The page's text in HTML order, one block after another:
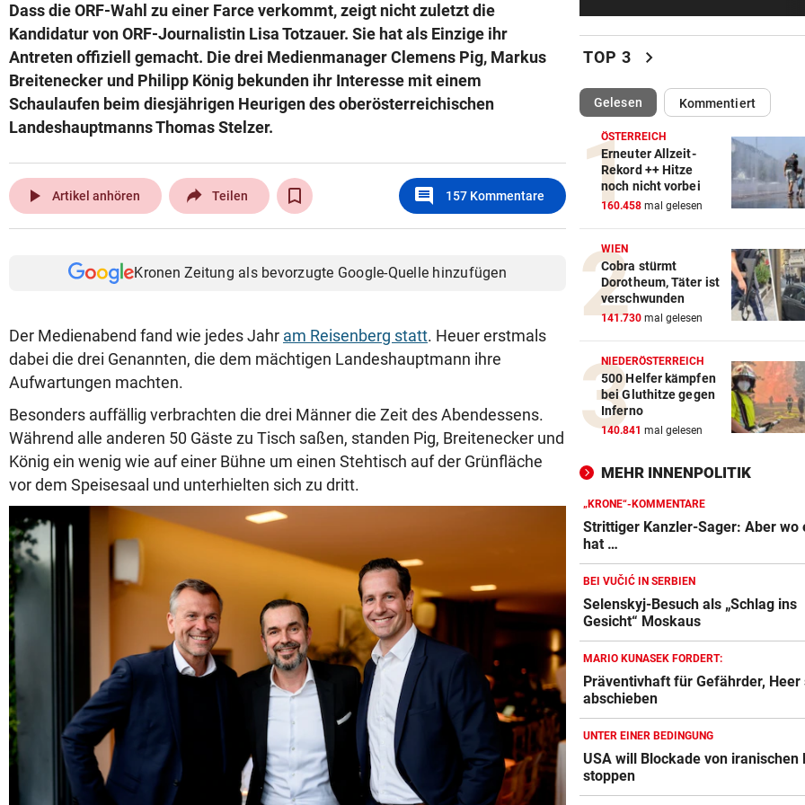
Dass die ORF-Wahl zu einer Farce verkommt, zeigt nicht zuletzt die
Kandidatur von ORF-Journalistin Lisa Totzauer. Sie hat als Einzige ihr
Antreten offiziell gemacht. Die drei Medienmanager Clemens Pig, Markus
Breitenecker und Philipp König bekunden ihr Interesse mit einem
Schaulaufen beim diesjährigen Heurigen des oberösterreichischen
Landeshauptmanns Thomas Stelzer.
play_arrow Artikel anhören Teilen comment 157 Kommentare
Kronen Zeitung als bevorzugte Google-Quelle hinzufügen
Der Medienabend fand wie jedes Jahr am Reisenberg statt. Heuer erstmals
dabei die drei Genannten, die dem mächtigen Landeshauptmann ihre
Aufwartungen machten.
Besonders auffällig verbrachten die drei Männer die Zeit des Abendessens.
Während alle anderen 50 Gäste zu Tisch saßen, standen Pig, Breitenecker und
König ein wenig wie auf einer Bühne um einen Stehtisch auf der Grünfläche
vor dem Speisesaal und unterhielten sich zu dritt.
Kiew schutzlos: Drei Tote bei
Russen-Luftangriffen
Jeder vierte Industriebetrieb
abwandern
DAS SAGT PALAST
Wieder in der Klinik: Große
um König Harald
Sex-Massagen-Skandal:
Südkorea entschuldigt sich
STREIT GEHT WEITER
Richter aus Zug geworfen:
Anspruch auf Sitz“
„KRONE“-KOMMENTARE
Strittiger Kanzler-Sager:
„Salzburg war für mich die
Wahl“
WM-TEAMCHEF STINKSAUER
„Ratte“: Hat Cannavaro einen
Verräter im Team?
Steirische Ärztin tauschte
gegen „Traumschiff“
PEDALE VERWECHSELT
Tiroler Seniorin (76)
Auto in Baugrube
TOP 3 chevron_right
Gelesen(ausgewählt)Kommentiert
ÖSTERREICH
Erneuter Allzeit-
Rekord ++ Hitze
noch nicht vorbei
160.458 mal gelesen
WIEN
Cobra stürmt
Dorotheum, Täter ist
verschwunden
141.730 mal gelesen
NIEDERÖSTERREICH
500 Helfer kämpfen
bei Gluthitze gegen
Inferno
140.841 mal gelesen
MEHR INNENPOLITIK
„KRONE“-KOMMENTARE
Strittiger Kanzler-Sager: Aber wo
hat …
BEI VUČIĆ IN SERBIEN
Selenskyj-Besuch als „Schlag ins
Gesicht“ Moskaus
MARIO KUNASEK FORDERT:
Präventivhaft für Gefährder, Heer
abschieben
UNTER EINER BEDINGUNG
USA will Blockade von iranischen
stoppen